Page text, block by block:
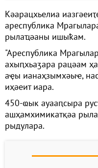
Кәарацхьелиа
ареспублика
рылаҵәаны ишыҟам.
"Ареспублика
ахыԥхьаӡара рацәам
аҿы ианаҳзымхәыҽ,
иҳәеит иара.
450-ҩык ауааԥсыра
ашҳамхимикатқәа
рыдулара.